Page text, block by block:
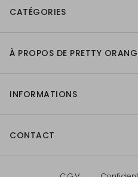
CATÉGORIES
À PROPOS DE PRETTY
INFORMATIONS
CONTACT